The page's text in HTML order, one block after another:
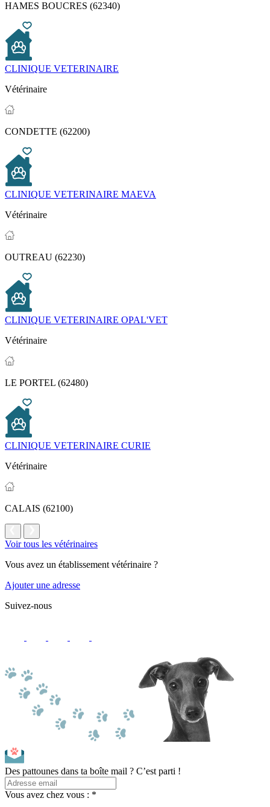
HAMES BOUCRES (62340)
CLINIQUE VETERINAIRE
Vétérinaire
CONDETTE (62200)
CLINIQUE VETERINAIRE MAEVA
Vétérinaire
OUTREAU (62230)
CLINIQUE VETERINAIRE OPAL'VET
Vétérinaire
LE PORTEL (62480)
CLINIQUE VETERINAIRE CURIE
Vétérinaire
CALAIS (62100)
Voir tous les vétérinaires
Vous avez un établissement vétérinaire ?
Ajouter une adresse
Suivez-nous
Des pattounes dans ta boîte mail ? C’est parti !
Vous avez chez vous : *